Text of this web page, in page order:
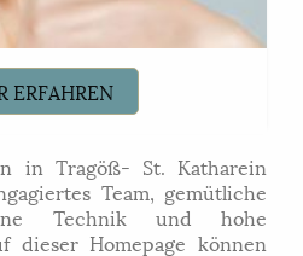
ERFAHREN
in Tragöß- St. Katharein
Team, gemütliche
Technik und hohe
dieser Homepage können